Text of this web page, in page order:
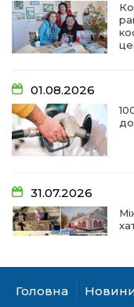
01.08.2026
31.07.2026
28.07.2026
Головна